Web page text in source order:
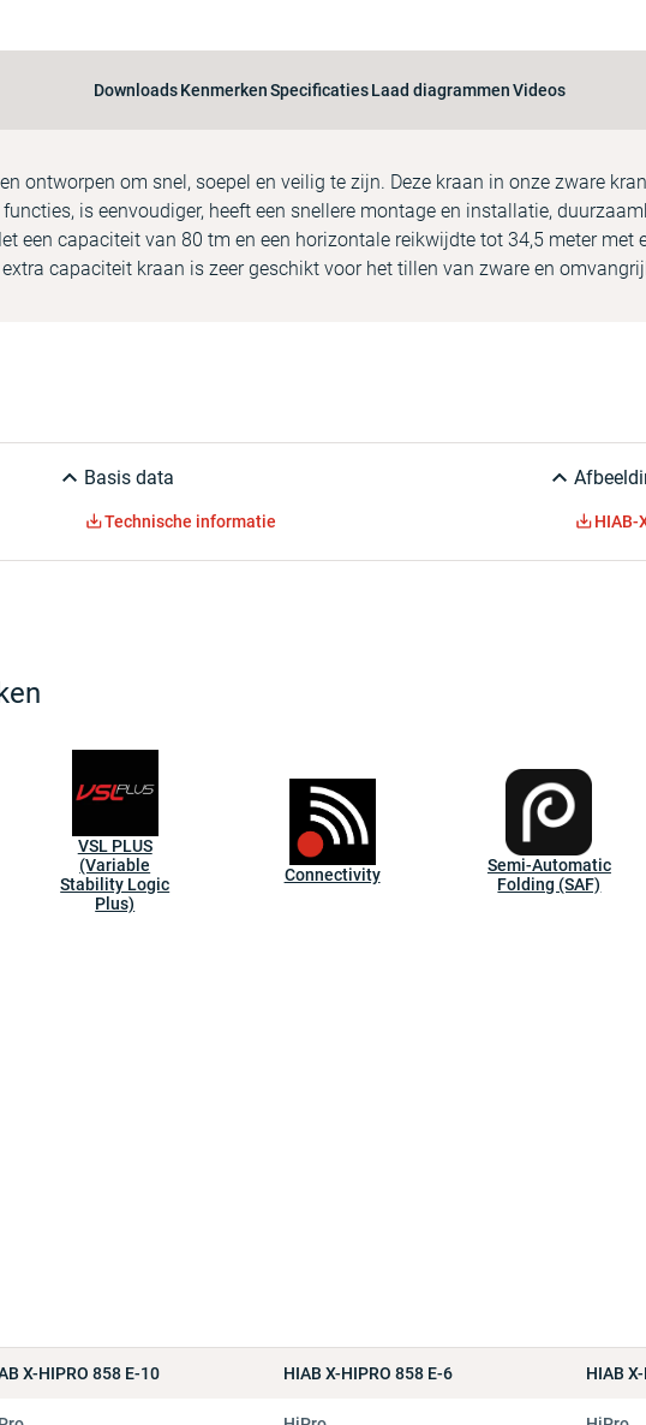
Downloads KenmerkenSpecificaties Laad diagrammenVideos
ontworpen om snel, soepel en veilig te zijn. Deze kraan in onze zware
is eenvoudiger, heeft een snellere montage en installatie,
een capaciteit van 80 tm en een horizontale reikwijdte tot 34,5 meter met
capaciteit kraan is zeer geschikt voor het tillen van zware en
Basis data
Technische informatie HIAB-
VSL PLUS
(Variable
Stability Logic
Plus)
Connectivity
Semi-Automatic
Folding (SAF)
X-HIPRO 858 E-10 HIAB X-HIPRO 858 E-6 HIAB